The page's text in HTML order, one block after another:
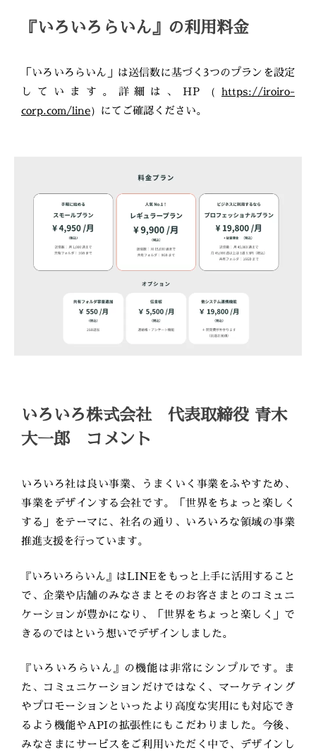
『いろいろらいん』の利用料金
「いろいろらいん」は送信数に基づく3つのプランを設定
しています。詳細は、HP（ https://iroiro-
corp.com/line）にてご確認ください。
いろいろ株式会社 代表取締役 青木
大一郎 コメント
いろいろ社は良い事業、うまくいく事業をふやすため、
事業をデザインする会社です。「世界をちょっと楽しく
する」をテーマに、社名の通り、いろいろな領域の事業
推進支援を行っています。
『いろいろらいん』はLINEをもっと上手に活用すること
で、企業や店舗のみなさまとそのお客さまとのコミュニ
ケーションが豊かになり、「世界をちょっと楽しく」で
きるのではという想いでデザインしました。
『いろいろらいん』の機能は非常にシンプルです。ま
た、コミュニケーションだけではなく、マーケティング
やプロモーションといったより高度な実用にも対応でき
るよう機能やAPIの拡張性にもこだわりました。今後、
みなさまにサービスをご利用いただく中で、デザインし